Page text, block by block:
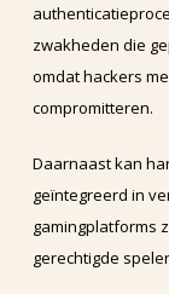
zwakheden die
omdat hackers
compromitteren.
Daarnaast kan
geïntegreerd in
gamingplatforms
gerechtigde